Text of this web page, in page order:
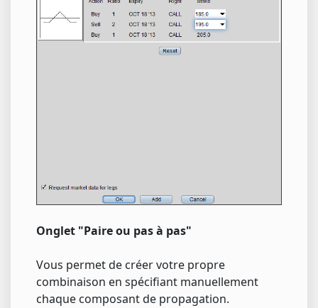
Onglet "Paire ou pas à pas"
Vous permet de créer votre propre
combinaison en spécifiant manuellement
chaque composant de propagation.